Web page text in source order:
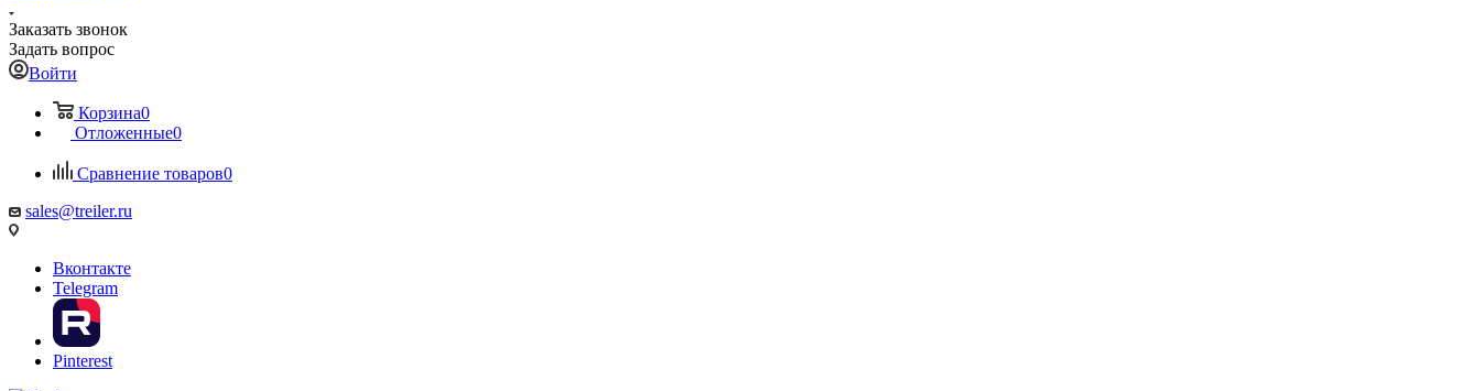
Заказать звонок
Задать вопрос
Войти
Корзина0
Отложенные0
Сравнение товаров0
sales@treiler.ru
Вконтакте
Telegram
Pinterest